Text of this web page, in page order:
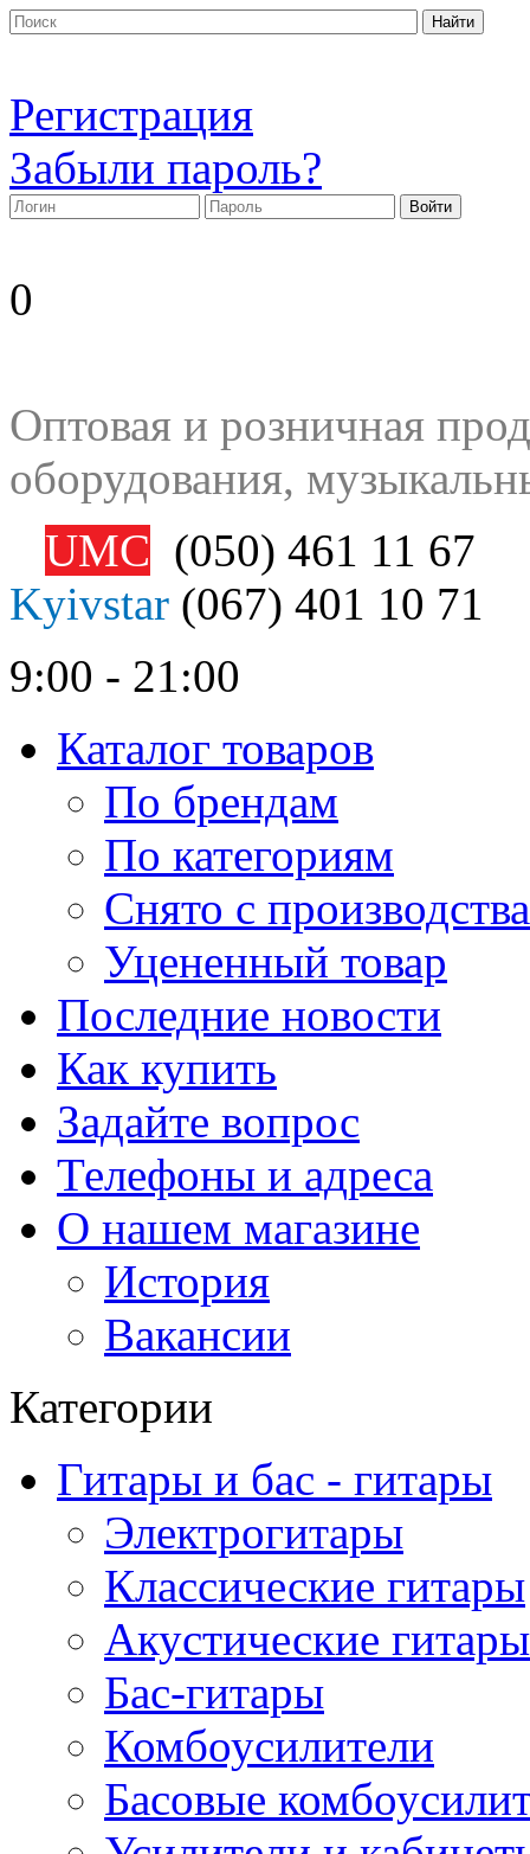
Регистрация
Забыли пароль?
0
Оптовая и розничная
оборудования,
UMC (050) 461 11 67
Kyivstar (067) 401 10 71
9:00 - 21:00
Каталог товаров
По брендам
По категориям
Снято с производства
Уцененный товар
Последние новости
Как купить
Задайте вопрос
Телефоны и адреса
О нашем магазине
История
Вакансии
Категории
Гитары и бас - гитары
Электрогитары
Классические гитары
Акустические гитары
Бас-гитары
Комбоусилители
Басовые